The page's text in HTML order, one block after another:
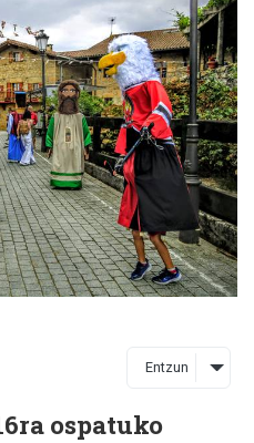
Entzun
ospatuko